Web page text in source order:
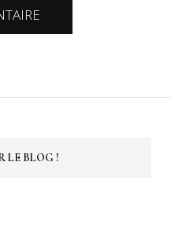
LE BLOG !